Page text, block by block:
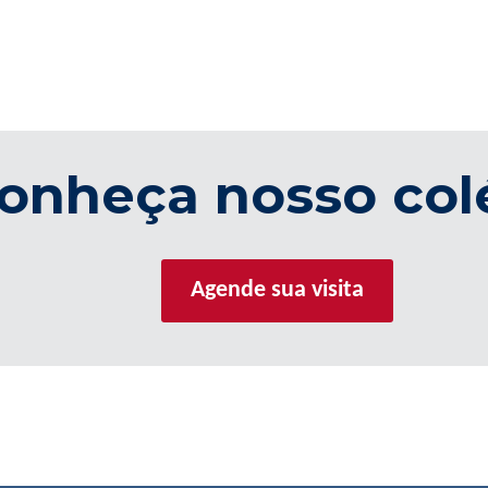
nosso
Agende sua visita